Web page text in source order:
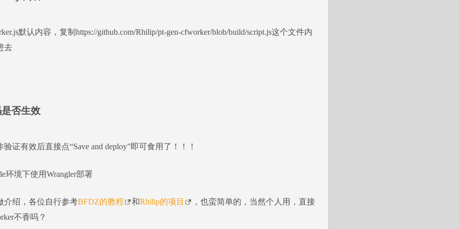
默认内容，复制https://github.com/Rhilip/pt-gen-cfworker/blob/build/script.js这个文件内
去
否生效
验证有效后直接点“Save and deploy”即可食用了！！！
环境下使用Wrangler部署
介绍，各位自行参考BFDZ的教程 和Rhilip的项目
，也蛮简单的，当然个人用，直接
不香吗？